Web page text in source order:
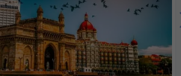
Φουτζέιρα, Ηνωμένα Αραβικά
08:00